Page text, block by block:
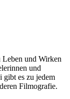
und Wirken
und
gibt es zu jedem
Filmografie.